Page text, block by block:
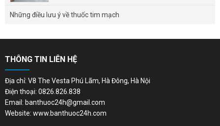
Những điều lưu ý về thuốc tim mạch
THÔNG TIN LIÊN HỆ
Địa chỉ: V8 The Vesta Phú Lãm, Hà Đông, Hà Nội
Điện thoại: 0826.826.838
Email: banthuoc24h@gmail.com
Website: www.banthuoc24h.com